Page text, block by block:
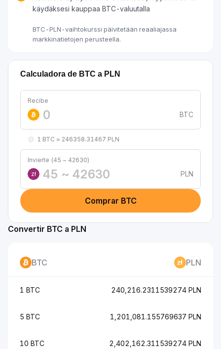
käydäksesi kauppaa BTC-valuutalla
BTC-PLN-vaihtokurssi päivitetään reaaliajassa
markkinatietojen perusteella.
Calculadora de BTC a PLN
Recibe
BTC
1 BTC ≈ 246358.31467 PLN
Invierte (45 ~ 42630)
zł
PLN
Comprar BTC
Convertir BTC a PLN
BTC PLN
1 BTC 240,216.2311539274 PLN
5 BTC 1,201,081.155769637 PLN
10 BTC 2,402,162.311539274 PLN